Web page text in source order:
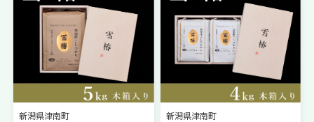
新潟県津南町 新潟県津南町